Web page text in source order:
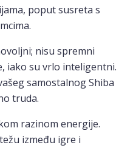
poput susreta s
nisu spremni
iako su vrlo inteligentni.
samostalnog Shiba
truda.
razinom energije.
između igre i